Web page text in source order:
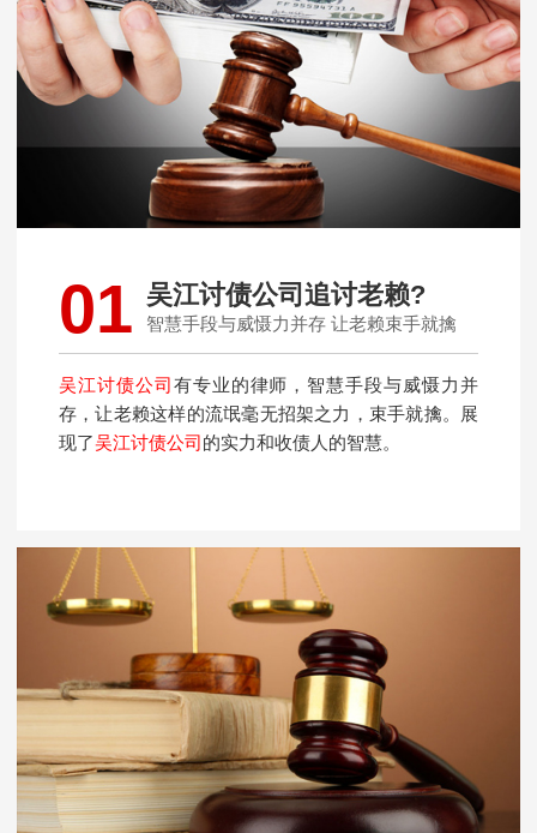
01 吴江讨债公司追讨老赖?
智慧手段与威慑力并存 让老赖束手就擒
吴江讨债公司有专业的律师，智慧手段与威慑力并
存，让老赖这样的流氓毫无招架之力，束手就擒。展
现了吴江讨债公司的实力和收债人的智慧。